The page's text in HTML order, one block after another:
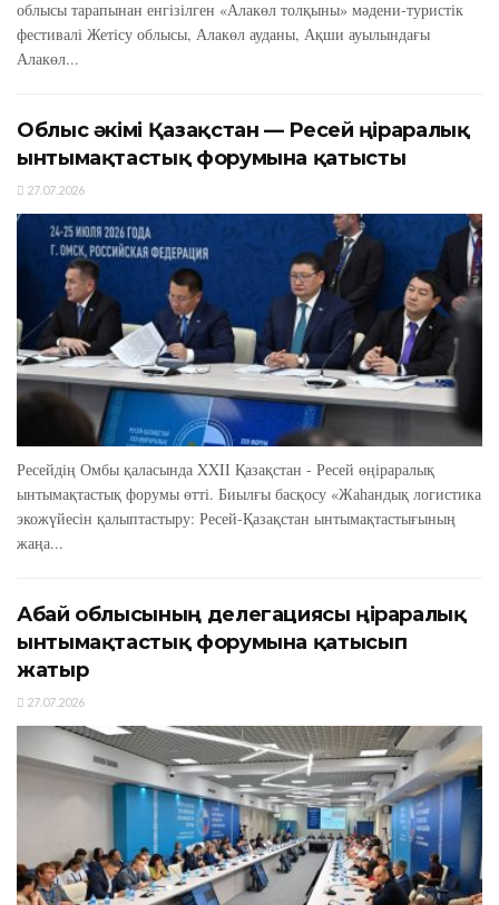
облысы тарапынан енгізілген «Алакөл толқыны» мәдени-туристік
фестивалі Жетісу облысы, Алакөл ауданы, Ақши ауылындағы
Алакөл...
Облыс әкімі Қазақстан — Ресей өңіраралық
ынтымақтастық форумына қатысты
27.07.2026
Ресейдің Омбы қаласында XXIІ Қазақстан - Ресей өңіраралық
ынтымақтастық форумы өтті. Биылғы басқосу «Жаһандық логистика
экожүйесін қалыптастыру: Ресей-Қазақстан ынтымақтастығының
жаңа...
Абай облысының делегациясы өңіраралық
ынтымақтастық форумына қатысып
жатыр
27.07.2026